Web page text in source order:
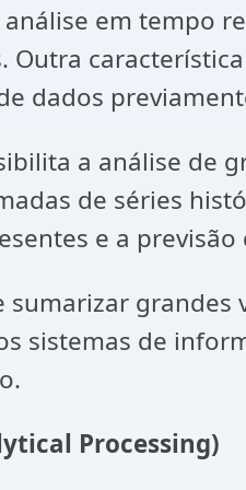
em tempo
Outra
dados
a análise de
de séries
e a
sumarizar
sistemas de
Processing)